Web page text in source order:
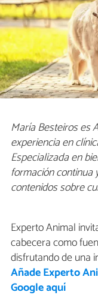
María Besteiros es
experiencia en
Especializada en
formación continua
contenidos sobre
Experto Animal
cabecera como
disfrutando de una
Añade Experto
Google aquí